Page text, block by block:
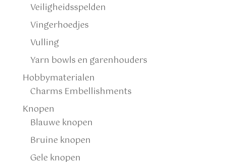
Veiligheidsspelden
Vingerhoedjes
Vulling
Yarn bowls en garenhouders
Hobbymaterialen
Charms Embellishments
Knopen
Blauwe knopen
Bruine knopen
Gele knopen